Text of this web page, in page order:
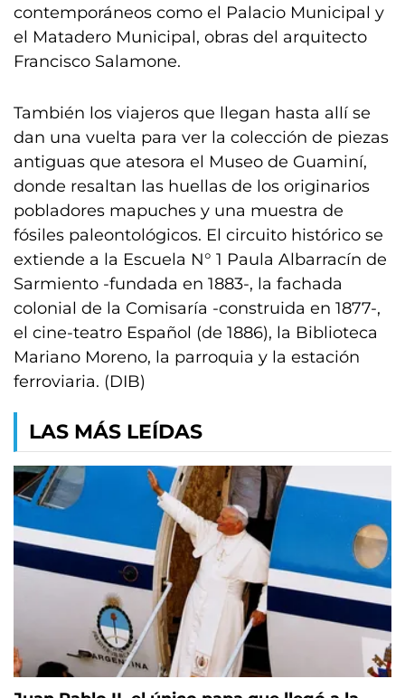
contemporáneos como el Palacio Municipal y
el Matadero Municipal, obras del arquitecto
Francisco Salamone.
También los viajeros que llegan hasta allí se
dan una vuelta para ver la colección de piezas
antiguas que atesora el Museo de Guaminí,
donde resaltan las huellas de los originarios
pobladores mapuches y una muestra de
fósiles paleontológicos. El circuito histórico se
extiende a la Escuela N° 1 Paula Albarracín de
Sarmiento -fundada en 1883-, la fachada
colonial de la Comisaría -construida en 1877-,
el cine-teatro Español (de 1886), la Biblioteca
Mariano Moreno, la parroquia y la estación
ferroviaria. (DIB)
LAS MÁS LEÍDAS